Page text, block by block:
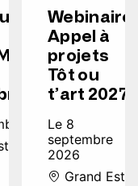
2026
Webinaire
Appel à
projets
Tôt ou
t’art 2027
Le 8
septembre
2026
Grand Est